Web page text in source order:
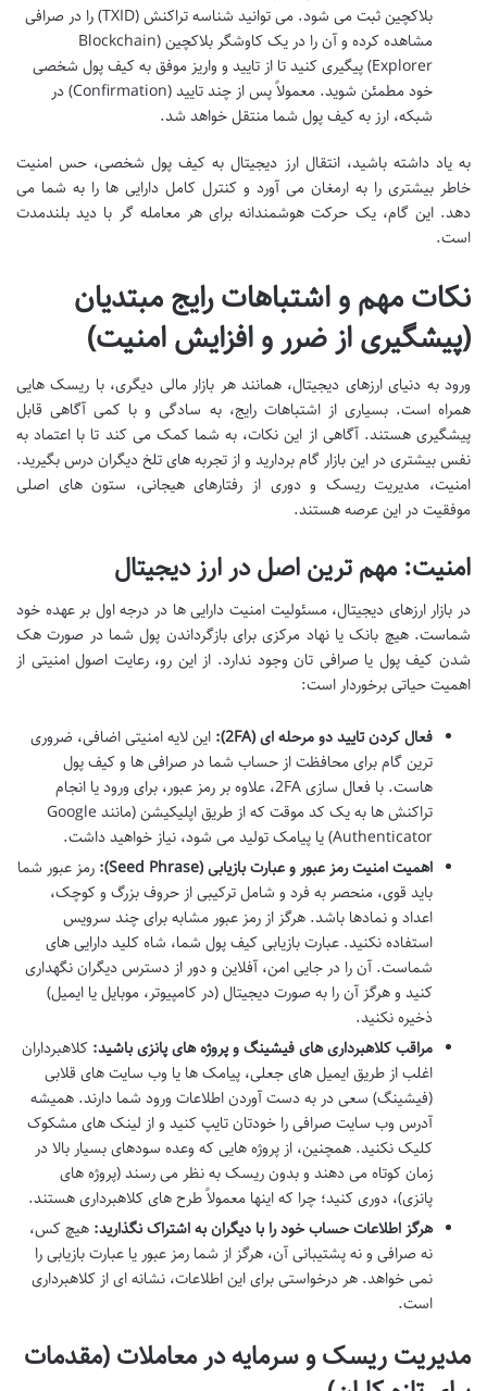
بلاکچین ثبت می شود. می توانید شناسه تراکنش (TXID) را در صرافی
مشاهده کرده و آن را در یک کاوشگر بلاکچین (Blockchain
Explorer) پیگیری کنید تا از تایید و واریز موفق به کیف پول شخصی
خود مطمئن شوید. معمولاً پس از چند تایید (Confirmation) در
شبکه، ارز به کیف پول شما منتقل خواهد شد.
به یاد داشته باشید، انتقال ارز دیجیتال به کیف پول شخصی، حس امنیت
خاطر بیشتری را به ارمغان می آورد و کنترل کامل دارایی ها را به شما می
دهد. این گام، یک حرکت هوشمندانه برای هر معامله گر با دید بلندمدت
است.
نکات مهم و اشتباهات رایج مبتدیان
(پیشگیری از ضرر و افزایش امنیت)
ورود به دنیای ارزهای دیجیتال، همانند هر بازار مالی دیگری، با ریسک هایی
همراه است. بسیاری از اشتباهات رایج، به سادگی و با کمی آگاهی قابل
پیشگیری هستند. آگاهی از این نکات، به شما کمک می کند تا با اعتماد به
نفس بیشتری در این بازار گام بردارید و از تجربه های تلخ دیگران درس بگیرید.
امنیت، مدیریت ریسک و دوری از رفتارهای هیجانی، ستون های اصلی
موفقیت در این عرصه هستند.
امنیت: مهم ترین اصل در ارز دیجیتال
در بازار ارزهای دیجیتال، مسئولیت امنیت دارایی ها در درجه اول بر عهده خود
شماست. هیچ بانک یا نهاد مرکزی برای بازگرداندن پول شما در صورت هک
شدن کیف پول یا صرافی تان وجود ندارد. از این رو، رعایت اصول امنیتی از
اهمیت حیاتی برخوردار است:
فعال کردن تایید دو مرحله ای (2FA):
این لایه امنیتی اضافی، ضروری
ترین گام برای محافظت از حساب شما در صرافی ها و کیف پول
هاست. با فعال سازی 2FA، علاوه بر رمز عبور، برای ورود یا انجام
تراکنش ها به یک کد موقت که از طریق اپلیکیشن (مانند Google
Authenticator) یا پیامک تولید می شود، نیاز خواهید داشت.
اهمیت امنیت رمز عبور و عبارت بازیابی (Seed Phrase):
رمز عبور شما
باید قوی، منحصر به فرد و شامل ترکیبی از حروف بزرگ و کوچک،
اعداد و نمادها باشد. هرگز از رمز عبور مشابه برای چند سرویس
استفاده نکنید. عبارت بازیابی کیف پول شما، شاه کلید دارایی های
شماست. آن را در جایی امن، آفلاین و دور از دسترس دیگران نگهداری
کنید و هرگز آن را به صورت دیجیتال (در کامپیوتر، موبایل یا ایمیل)
ذخیره نکنید.
مراقب کلاهبرداری های فیشینگ و پروژه های پانزی باشید: کلاهبرداران
اغلب از طریق ایمیل های جعلی، پیامک ها یا وب سایت های قلابی
(فیشینگ) سعی در به دست آوردن اطلاعات ورود شما دارند. همیشه
آدرس وب سایت صرافی را خودتان تایپ کنید و از لینک های مشکوک
کلیک نکنید. همچنین، از پروژه هایی که وعده سودهای بسیار بالا در
زمان کوتاه می دهند و بدون ریسک به نظر می رسند (پروژه های
پانزی)، دوری کنید؛ چرا که اینها معمولاً طرح های کلاهبرداری هستند.
هرگز اطلاعات حساب خود را با دیگران به اشتراک نگذارید: هیچ کس،
نه صرافی و نه پشتیبانی آن، هرگز از شما رمز عبور یا عبارت بازیابی را
نمی خواهد. هر درخواستی برای این اطلاعات، نشانه ای از کلاهبرداری
است.
مدیریت ریسک و سرمایه در معاملات (مقدمات